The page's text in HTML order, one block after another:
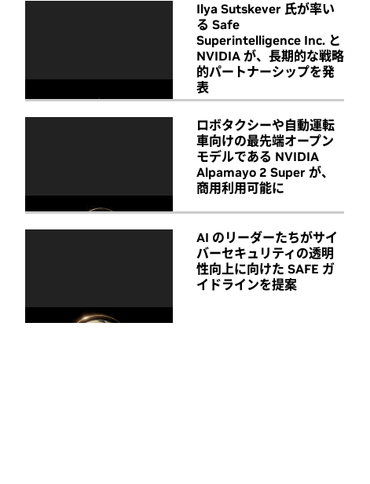
Ilya Sutskever 氏が率い
る Safe
Superintelligence Inc. と
NVIDIA が、長期的な戦略
的パートナーシップを発
表
ロボタクシーや自動運転
車向けの最先端オープン
モデルである NVIDIA
Alpamayo 2 Super が、
商用利用可能に
AI のリーダーたちがサイ
バーセキュリティの透明
性向上に向けた SAFE ガ
イドラインを提案